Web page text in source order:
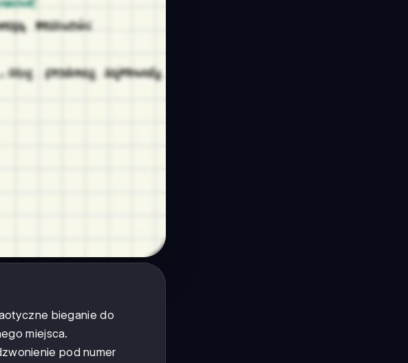
bieganie do
miejsca.
pod numer